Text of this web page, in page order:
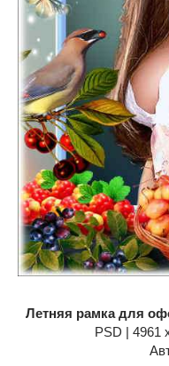
Летняя рамка для
PSD | 4961